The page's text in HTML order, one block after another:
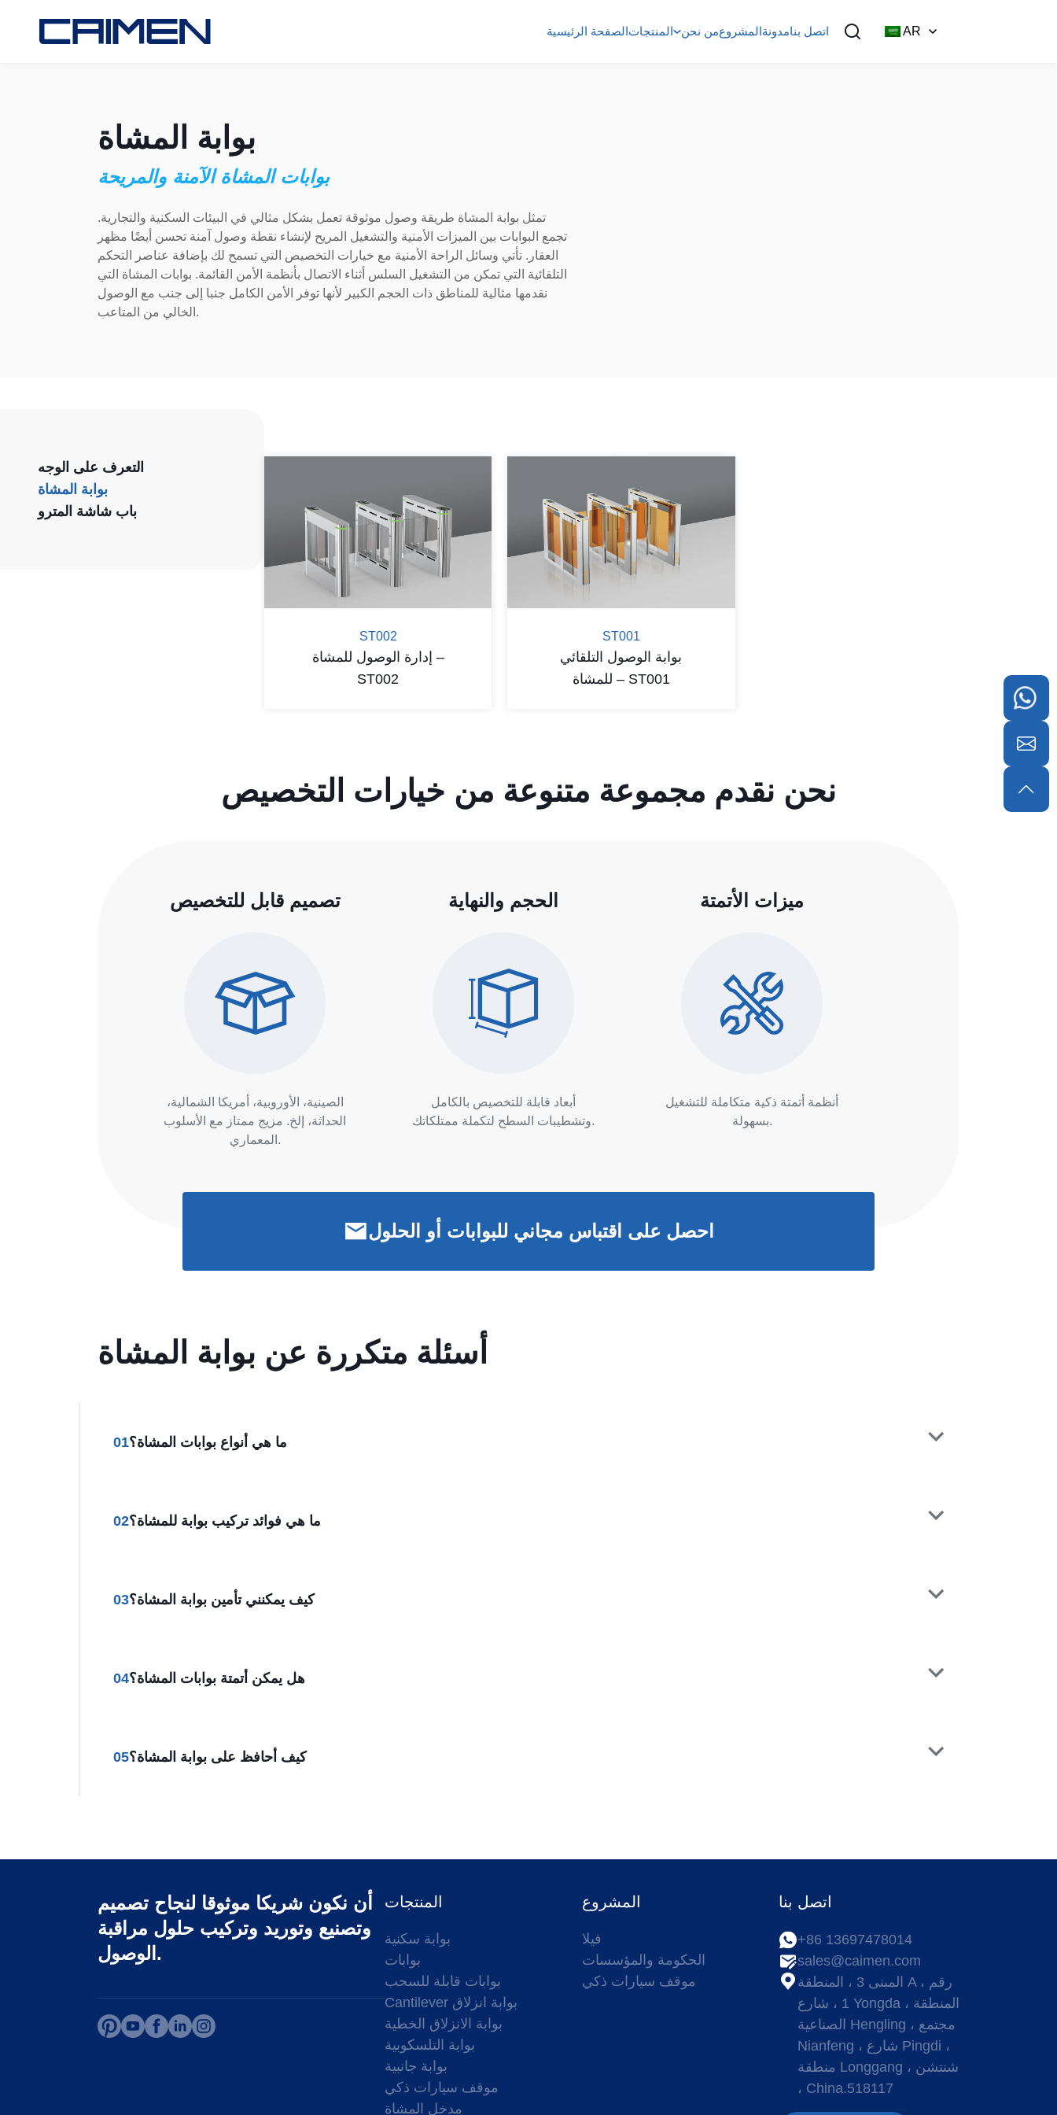
الصفحة الرئيسيةالمنتجات من نحنالمشروعمدونةاتصل بنا AR
بوابة المشاة
بوابات المشاة الآمنة والمريحة
تمثل بوابة المشاة طريقة وصول موثوقة تعمل بشكل مثالي في البيئات السكنية والتجارية.
تجمع البوابات بين الميزات الأمنية والتشغيل المريح لإنشاء نقطة وصول آمنة تحسن أيضًا مظهر
العقار. تأتي وسائل الراحة الأمنية مع خيارات التخصيص التي تسمح لك بإضافة عناصر التحكم
التلقائية التي تمكن من التشغيل السلس أثناء الاتصال بأنظمة الأمن القائمة. بوابات المشاة التي
نقدمها مثالية للمناطق ذات الحجم الكبير لأنها توفر الأمن الكامل جنبا إلى جنب مع الوصول
الخالي من المتاعب.
التعرف على الوجه
بوابة المشاة
باب شاشة المترو
ST002
إدارة الوصول للمشاة –
ST002
ST001
بوابة الوصول التلقائي
للمشاة – ST001
نحن نقدم مجموعة متنوعة من خيارات التخصيص
تصميم قابل للتخصيص
الصينية، الأوروبية، أمريكا الشمالية،
الحداثة، إلخ. مزيج ممتاز مع الأسلوب
المعماري.
الحجم والنهاية
أبعاد قابلة للتخصيص بالكامل
وتشطيبات السطح لتكملة ممتلكاتك.
ميزات الأتمتة
أنظمة أتمتة ذكية متكاملة للتشغيل
بسهولة.
احصل على اقتباس مجاني للبوابات أو الحلول
أسئلة متكررة عن بوابة المشاة
01ما هي أنواع بوابات المشاة؟
02ما هي فوائد تركيب بوابة للمشاة؟
03كيف يمكنني تأمين بوابة المشاة؟
04هل يمكن أتمتة بوابات المشاة؟
05كيف أحافظ على بوابة المشاة؟
أن نكون شريكا موثوقا لنجاح تصميم
وتصنيع وتوريد وتركيب حلول مراقبة
الوصول.
المنتجات
بوابة سكنية
بوابات
بوابات قابلة للسحب
Cantilever بوابة انزلاق
بوابة الانزلاق الخطية
بوابة التلسكوبية
بوابة جانبية
موقف سيارات ذكي
مدخل المشاة
المشروع
فيلا
الحكومة والمؤسسات
موقف سيارات ذكي
اتصل بنا
+86 13697478014
sales@caimen.com
المبنى 3 ، المنطقة A ، رقم
1 ، شارع Yongda ، المنطقة
الصناعية Hengling ، مجتمع
Nianfeng ، شارع Pingdi ،
منطقة Longgang ، شنتشن
، China.518117